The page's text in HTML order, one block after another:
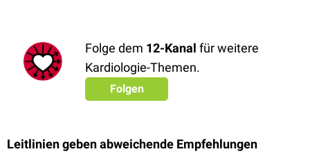
Folge dem 12-Kanal für weitere
Kardiologie-Themen.
Folgen
Leitlinien geben abweichende Empfehlungen